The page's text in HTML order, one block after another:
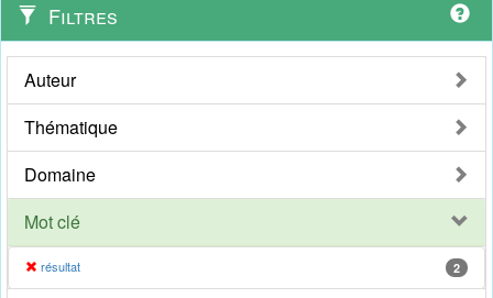
Filtres
Auteur
Thématique
Domaine
Mot clé
résultat 2